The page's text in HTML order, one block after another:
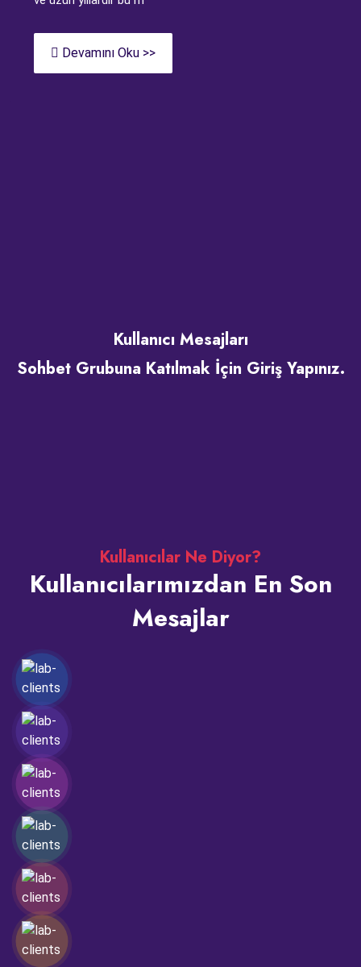
Devamını Oku >>
Kullanıcı Mesajları
Sohbet Grubuna Katılmak İçin Giriş Yapınız.
Kullanıcılar Ne Diyor?
Kullanıcılarımızdan En Son
Mesajlar